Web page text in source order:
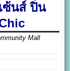
ซ้นส์ ปิ่น
Mall